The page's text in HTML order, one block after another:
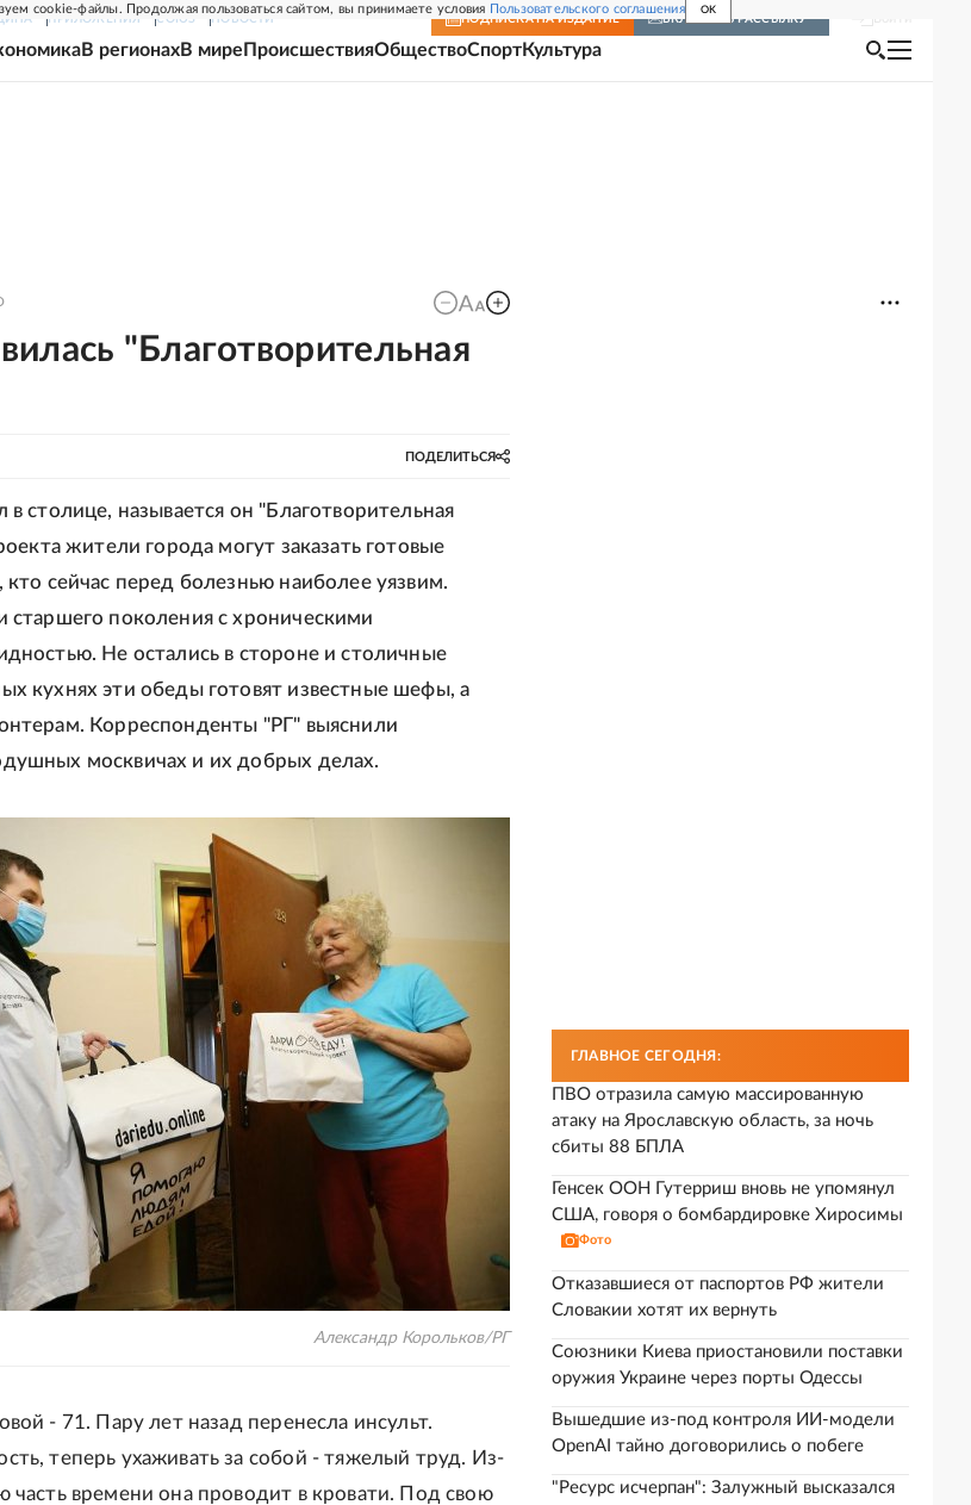
cookie-файлы. Продолжая пользоваться сайтом, вы принимаете условия Пользовательского соглашения OK
ПРИЛОЖЕНИЯ СОЮЗ НОВОСТИ ПОДПИСКА НА ИЗДАНИЕ ВКЛЮЧИТЬ РАССЫЛКУ
В регионахВ мире ПроисшествияОбществоСпортКультура
"Благотворительная
ПОДЕЛИТЬСЯ
в столице, называется он "Благотворительная
жители города могут заказать готовые
сейчас перед болезнью наиболее уязвим.
старшего поколения с хроническими
Не остались в стороне и столичные
кухнях эти обеды готовят известные шефы, а
Корреспонденты "РГ" выяснили
москвичах и их добрых делах.
Александр Корольков/РГ
- 71. Пару лет назад перенесла инсульт.
теперь ухаживать за собой - тяжелый труд. Из-
часть времени она проводит в кровати. Под свою
ГЛАВНОЕ СЕГОДНЯ:
ПВО отразила самую массированную
атаку на Ярославскую область, за ночь
сбиты 88 БПЛА
Генсек ООН Гутерриш вновь не упомянул
США, говоря о бомбардировке Хиросимы
Фото
Отказавшиеся от паспортов РФ жители
Словакии хотят их вернуть
Союзники Киева приостановили поставки
оружия Украине через порты Одессы
Вышедшие из-под контроля ИИ-модели
OpenAI тайно договорились о побеге
"Ресурс исчерпан": Залужный высказался